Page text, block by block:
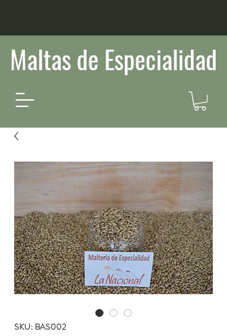
Maltas de Especialidad
SKU: BAS002